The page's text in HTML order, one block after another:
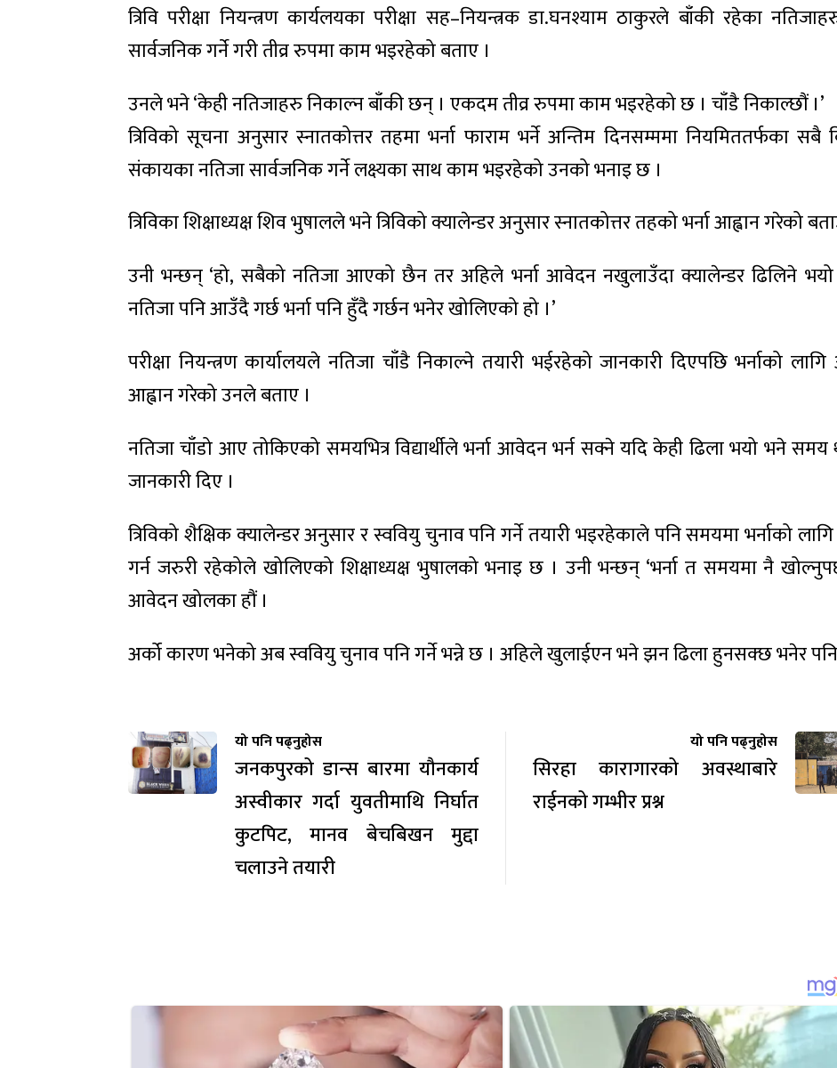
त्रिवि परीक्षा नियन्त्रण कार्यलयका परीक्षा सह–नियन्त्रक डा.घनश्याम ठाकुरले बाँकी रहेका
सार्वजनिक गर्ने गरी तीव्र रुपमा काम भइरहेको बताए ।
उनले भने ‘केही नतिजाहरु निकाल्न बाँकी छन् । एकदम तीव्र रुपमा काम भइरहेको छ । चाँडै निकाल्छौं ।’
त्रिविको सूचना अनुसार स्नातकोत्तर तहमा भर्ना फाराम भर्ने अन्तिम दिनसम्ममा नियमिततर्फका सबै
संकायका नतिजा सार्वजनिक गर्ने लक्ष्यका साथ काम भइरहेको उनको भनाइ छ ।
त्रिविका शिक्षाध्यक्ष शिव भुषालले भने त्रिविको क्यालेन्डर अनुसार स्नातकोत्तर तहको भर्ना आह्वान गरेको
उनी भन्छन् ‘हो, सबैको नतिजा आएको छैन तर अहिले भर्ना आवेदन नखुलाउँदा क्यालेन्डर ढिलिने
नतिजा पनि आउँदै गर्छ भर्ना पनि हुँदै गर्छन भनेर खोलिएको हो ।’
परीक्षा नियन्त्रण कार्यालयले नतिजा चाँडै निकाल्ने तयारी भईरहेको जानकारी दिएपछि भर्नाको
आह्वान गरेको उनले बताए ।
नतिजा चाँडो आए तोकिएको समयभित्र विद्यार्थीले भर्ना आवेदन भर्न सक्ने यदि केही ढिला भयो भने समय
जानकारी दिए ।
त्रिविको शैक्षिक क्यालेन्डर अनुसार र स्ववियु चुनाव पनि गर्ने तयारी भइरहेकाले पनि समयमा भर्नाको
गर्न जरुरी रहेकोले खोलिएको शिक्षाध्यक्ष भुषालको भनाइ छ । उनी भन्छन् ‘भर्ना त समयमा नै
आवेदन खोलका हौं ।
अर्को कारण भनेको अब स्ववियु चुनाव पनि गर्ने भन्ने छ । अहिले खुलाईएन भने झन ढिला हुनसक्छ भनेर पनि
यो पनि पढ्नुहोस
जनकपुरको डान्स बारमा यौनकार्य
अस्वीकार गर्दा युवतीमाथि निर्घात
कुटपिट, मानव बेचबिखन मुद्दा
चलाउने तयारी
यो पनि पढ्नुहोस
सिरहा कारागारको अवस्थाबारे
राईनको गम्भीर प्रश्न